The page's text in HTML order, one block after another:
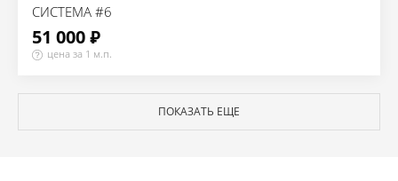
СИСТЕМА #6
51 000 ₽
цена за 1 м.п.
ПОКАЗАТЬ ЕЩЕ